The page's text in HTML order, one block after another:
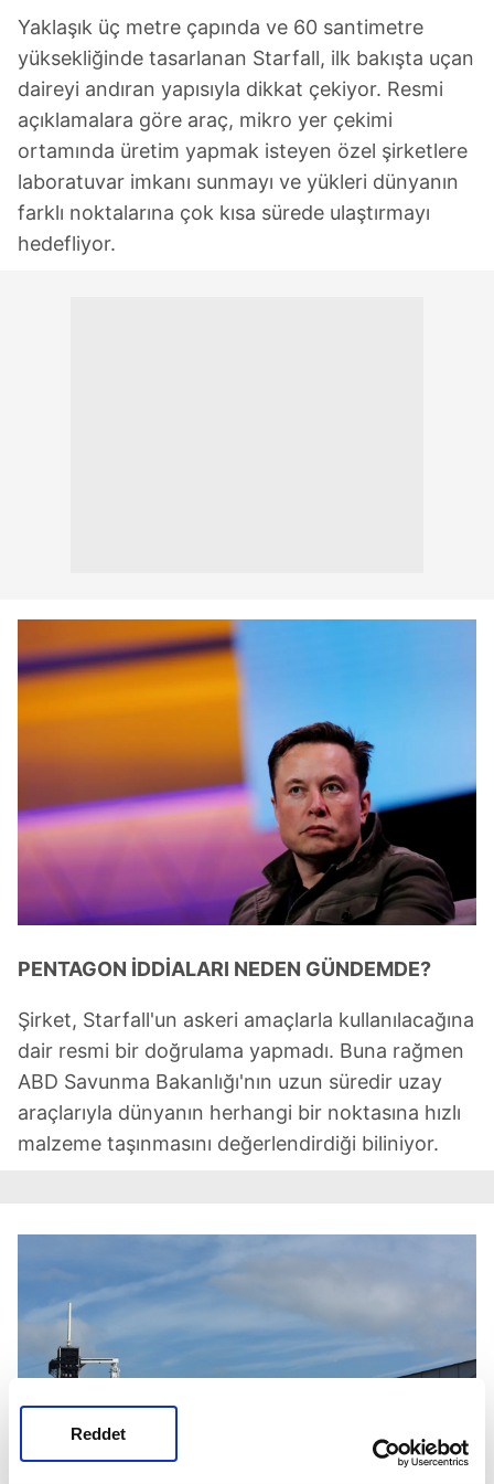
Reddet
Yaklaşık üç metre çapında ve 60 santimetre
yüksekliğinde tasarlanan Starfall, ilk bakışta uçan
daireyi andıran yapısıyla dikkat çekiyor. Resmi
açıklamalara göre araç, mikro yer çekimi
ortamında üretim yapmak isteyen özel şirketlere
laboratuvar imkanı sunmayı ve yükleri dünyanın
farklı noktalarına çok kısa sürede ulaştırmayı
hedefliyor.
PENTAGON İDDİALARI NEDEN GÜNDEMDE?
Şirket, Starfall'un askeri amaçlarla kullanılacağına
dair resmi bir doğrulama yapmadı. Buna rağmen
ABD Savunma Bakanlığı'nın uzun süredir uzay
araçlarıyla dünyanın herhangi bir noktasına hızlı
malzeme taşınmasını değerlendirdiği biliniyor.